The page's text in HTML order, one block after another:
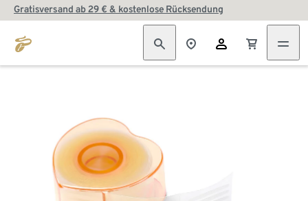
Gratisversand ab 29 € & kostenlose Rücksendung